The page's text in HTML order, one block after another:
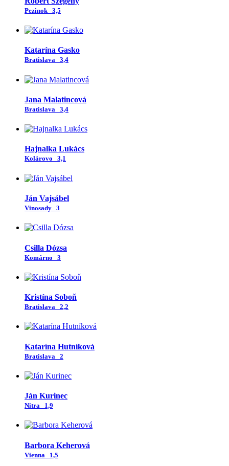
Pezinok 3,5
Katarína Gasko
Bratislava 3,4
Jana Malatincová
Bratislava 3,4
Hajnalka Lukács
Kolárovo 3,1
Ján Vajsábel
Vinosady 3
Csilla Dózsa
Komárno 3
Kristína Soboň
Bratislava 2,2
Katarína Hutníková
Bratislava 2
Ján Kurinec
Nitra 1,9
Barbora Keherová
Vienna 1,5